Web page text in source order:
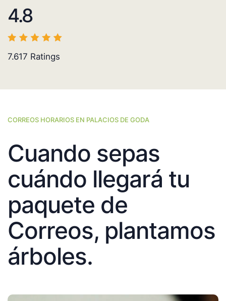
4.8
7.617 Ratings
CORREOS HORARIOS EN PALACIOS DE GODA
Cuando sepas
cuándo llegará tu
paquete de
Correos, plantamos
árboles.